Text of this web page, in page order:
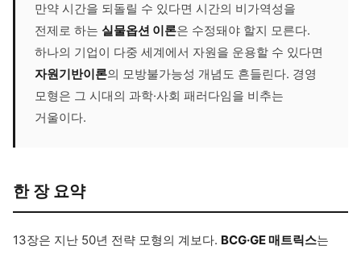
만약 시간을 되돌릴 수 있다면 시간의 비가역성을
전제로 하는 실물옵션 이론은 수정돼야 할지 모른다.
하나의 기업이 다중 세계에서 자원을 운용할 수 있다면
자원기반이론의 모방불가능성 개념도 흔들린다. 경영
모형은 그 시대의 과학·사회 패러다임을 비추는
거울이다.
한 장 요약
13장은 지난 50년 전략 모형의 계보다. BCG·GE 매트릭스는